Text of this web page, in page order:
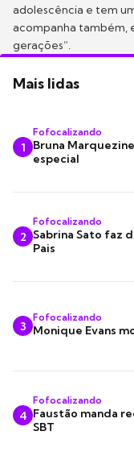
adolescência e tem
acompanha também,
gerações”.
Mais lidas
1
Fofocalizando
Bruna
especial
2
Fofocalizando
Sabrina Sato faz
Pais
3
Fofocalizando
Monique Evans
4
Fofocalizando
Faustão manda
SBT